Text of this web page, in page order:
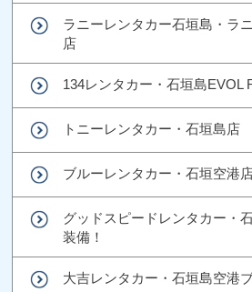
ラニーレンタカー石垣島・ラ
店
134レンタカー・石垣島EVOL
トニーレンタカー・石垣島店
ブルーレンタカー・石垣空港
グッドスピードレンタカー・
装備！
大吉レンタカー・石垣島空港